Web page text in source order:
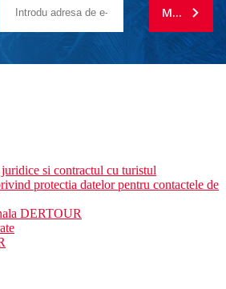
MA
si contractul cu turistul
protectia datelor pentru contactele de
DERTOUR